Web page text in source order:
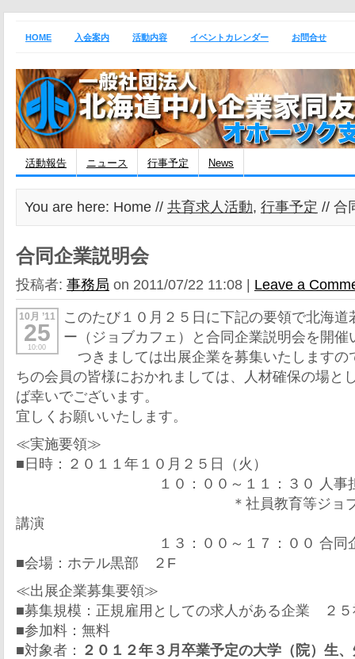
HOME 入会案内 活動内容 イベントカレンダー お問合せ
活動報告 ニュース 行事予定 News
You are here: Home // 共育求人活動, 行事予定 // 合
合同企業説明会
投稿者: 事務局 on 2011/07/22 11:08 | Leave a
10月 ’11
25
10:00
このたび１０月２５日に下記の要領で北海
ー（ジョブカフェ）と合同企業説明会を開催
つきましては出展企業を募集いたしますの
ちの会員の皆様におかれましては、人材確保の場と
ば幸いでございます。
宜しくお願いいたします。
≪実施要領≫
■日時：２０１１年１０月２５日（火）
１０：００～１１：３０ 人事担当
＊社員教育等ジョブカフェ
講演
１３：００～１７：００ 合同企
■会場：ホテル黒部 ２F
≪出展企業募集要領≫
■募集規模：正規雇用としての求人がある企業 ２
■参加料：無料
■対象者： ２０１２年３月卒業予定の大学（院）生